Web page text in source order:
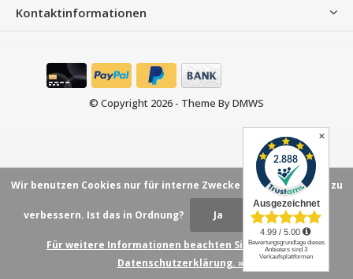
Kontaktinformationen
© Copyright 2026 - Theme ByDMWS
Wir benutzen Cookies nur für interne Zwecke um den Webshop zu
verbessern. Ist das in Ordnung? Ja Nein
Für weitere Informationen beachten Sie bitte unsere
Datenschutzerklärung. »
✕